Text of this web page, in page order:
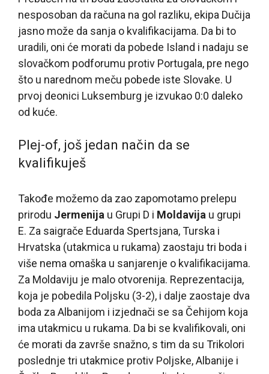
nesposoban da računa na gol razliku, ekipa Dučija
jasno može da sanja o kvalifikacijama. Da bi to
uradili, oni će morati da pobede Island i nadaju se
slovačkom podforumu protiv Portugala, pre nego
što u narednom meču pobede iste Slovake. U
prvoj deonici Luksemburg je izvukao 0:0 daleko
od kuće.
Plej-of, još jedan način da se
kvalifikuješ
Takođe možemo da zao zapomotamo prelepu
prirodu Jermenija u Grupi D i Moldavija u grupi
E. Za saigrače Eduarda Spertsjana, Turska i
Hrvatska (utakmica u rukama) zaostaju tri boda i
više nema omaška u sanjarenje o kvalifikacijama.
Za Moldaviju je malo otvorenija. Reprezentacija,
koja je pobedila Poljsku (3-2), i dalje zaostaje dva
boda za Albanijom i izjednači se sa Čehijom koja
ima utakmicu u rukama. Da bi se kvalifikovali, oni
će morati da završe snažno, s tim da su Trikolori
poslednje tri utakmice protiv Poljske, Albanije i